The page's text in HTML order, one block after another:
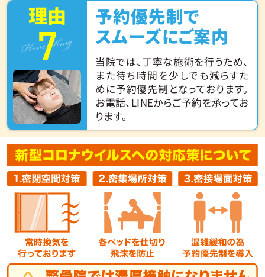
理由
7
Hone King
予約優先制で
スムーズにご案内
当院では、丁寧な施術を行うため、
また待ち時間を少しでも減らすた
めに予約優先制となっております。
お電話、LINEからご予約を承ってお
ります。